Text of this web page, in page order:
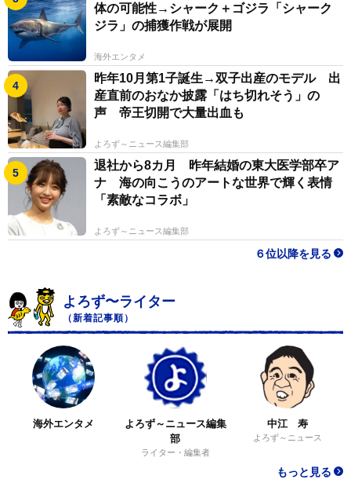
体の可能性→シャーク＋ゴジラ「シャーク
ジラ」の捕獲作戦が展開
海外エンタメ
昨年10月第1子誕生→双子出産のモデル 出
産直前のおなか披露「はち切れそう」の
声 帝王切開で大量出血も
よろず～ニュース編集部
退社から8カ月 昨年結婚の東大医学部卒ア
ナ 海の向こうのアートな世界で輝く表情
「素敵なコラボ」
よろず～ニュース編集部
６位以降を見る
よろず〜ライター
（新着記事順）
海外エンタメ
よろず～ニュース編集
部
ライター・編集者
中江 寿
よろず～ニュース
もっと見る